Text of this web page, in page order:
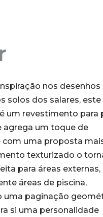
nos desenhos
solos dos salares, este
um revestimento para
agrega um toque de
com uma proposta
texturizado o
para áreas externas,
áreas de piscina,
uma paginação
si uma personalidade